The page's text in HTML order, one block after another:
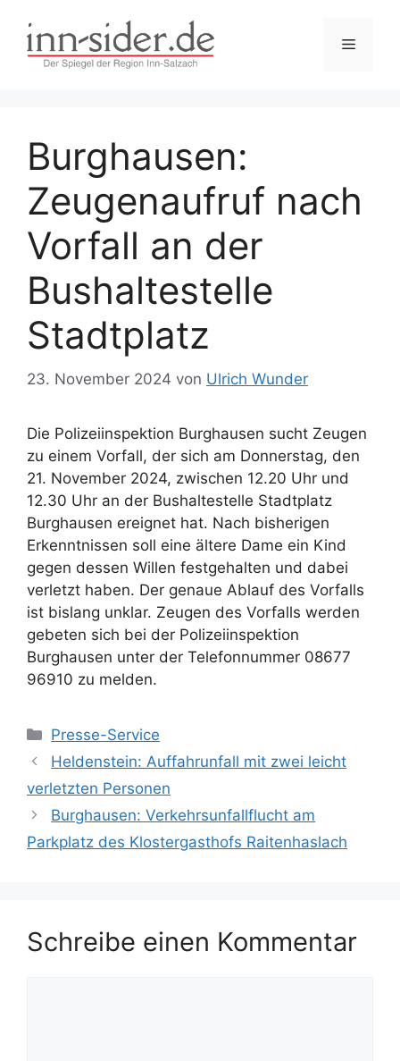
Inhalt
springen
Menü
Burghausen:
Zeugenaufruf nach
Vorfall an der
Bushaltestelle
Stadtplatz
23. November 2024 von Ulrich Wunder
Die Polizeiinspektion Burghausen sucht Zeugen
zu einem Vorfall, der sich am Donnerstag, den
21. November 2024, zwischen 12.20 Uhr und
12.30 Uhr an der Bushaltestelle Stadtplatz
Burghausen ereignet hat. Nach bisherigen
Erkenntnissen soll eine ältere Dame ein Kind
gegen dessen Willen festgehalten und dabei
verletzt haben. Der genaue Ablauf des Vorfalls
ist bislang unklar. Zeugen des Vorfalls werden
gebeten sich bei der Polizeiinspektion
Burghausen unter der Telefonnummer 08677
96910 zu melden.
Kategorien
Presse-Service
Heldenstein: Auffahrunfall mit zwei leicht
verletzten Personen
Burghausen: Verkehrsunfallflucht am
Parkplatz des Klostergasthofs Raitenhaslach
Schreibe einen Kommentar